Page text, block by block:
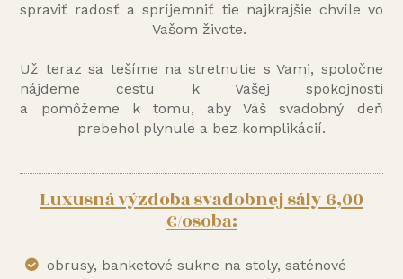
spraviť radosť a spríjemniť tie najkrajšie chvíle vo
Vašom živote.
Už teraz sa tešíme na stretnutie s Vami, spoločne
nájdeme cestu k Vašej spokojnosti
a pomôžeme k tomu, aby Váš svadobný deň
prebehol plynule a bez komplikácií.
Luxusná výzdoba svadobnej sály 6,00
€/osoba:
obrusy, banketové sukne na stoly, saténové